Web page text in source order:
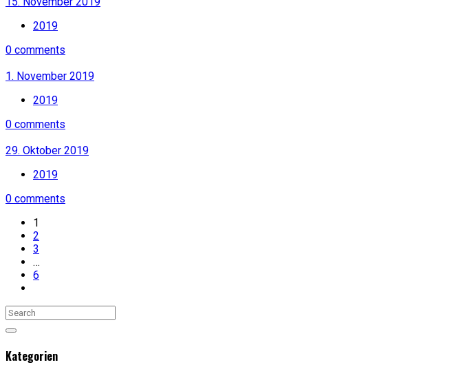
2019
0 comments
1. November 2019
2019
0 comments
29. Oktober 2019
2019
0 comments
1
2
3
…
6
Kategorien